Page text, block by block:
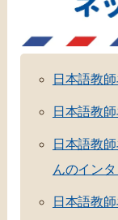
日本語教
日本語教
日本語教
んのイン
日本語教